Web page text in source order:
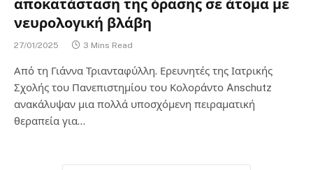
αποκατάσταση της όρασης σε άτομα με
νευρολογική βλάβη
27/01/2025 3 Mins Read
Από τη Γιάννα Τριανταφύλλη. Ερευνητές της Ιατρικής
Σχολής του Πανεπιστημίου του Κολοράντο Anschutz
ανακάλυψαν μια πολλά υποσχόμενη πειραματική
θεραπεία για…